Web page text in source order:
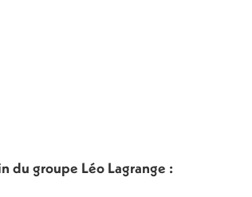
du groupe Léo Lagrange :